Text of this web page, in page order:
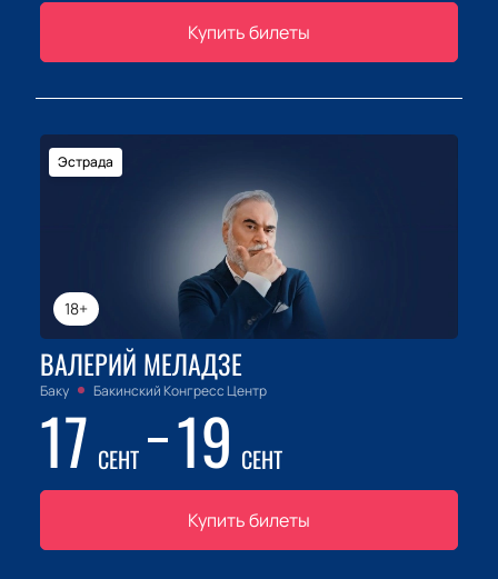
Купить билеты
18+
Эстрада
ВАЛЕРИЙ МЕЛАДЗЕ
Баку Бакинский Конгресс Центр
17 СЕНТ 19 СЕНТ
Купить билеты